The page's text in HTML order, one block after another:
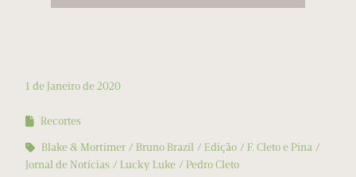
1 de Janeiro de 2020
Recortes
Blake & Mortimer
Bruno Brazil Edição
F. Cleto e Pina
Jornal de Notícias
Lucky Luke Pedro Cleto